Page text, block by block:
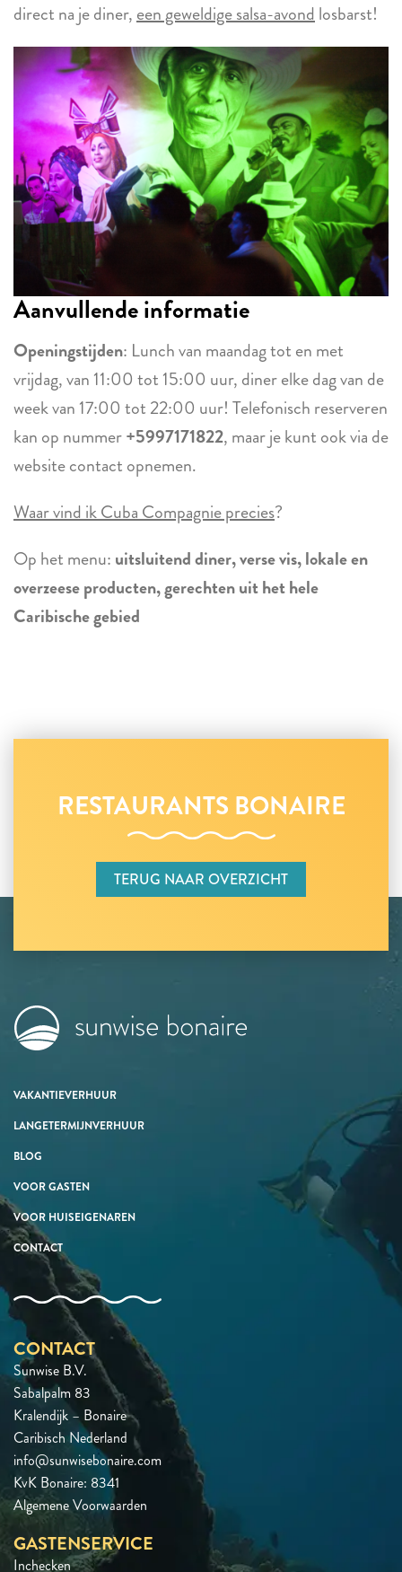
direct na je diner,een geweldige salsa-avondlosbarst!
Aanvullende informatie
Openingstijden: Lunch van maandag tot en met
vrijdag, van 11:00 tot 15:00 uur, diner elke dag van de
week van 17:00 tot 22:00 uur! Telefonisch reserveren
kan op nummer+5997171822, maar je kunt ook via de
website contact opnemen.
Waar vind ik Cuba Compagnie precies?
Op het menu: uitsluitend diner, verse vis, lokale en
overzeese producten, gerechten uit het hele
Caribische gebied
RESTAURANTS BONAIRE
TERUG NAAR OVERZICHT
VAKANTIEVERHUUR
LANGETERMIJNVERHUUR
BLOG
VOOR GASTEN
VOOR HUISEIGENAREN
CONTACT
CONTACT
Sunwise B.V.
Sabalpalm 83
Kralendijk – Bonaire
Caribisch Nederland
info@sunwisebonaire.com
KvK Bonaire: 8341
Algemene Voorwaarden
GASTENSERVICE
Inchecken